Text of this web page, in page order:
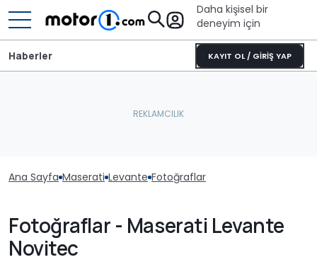
Daha kişisel bir
deneyim için
KAYIT OL / GİRİŞ YAP
Haberler
Ana Sayfa Maserati Levante Fotoğraflar
Fotoğraflar - Maserati Levante
Novitec